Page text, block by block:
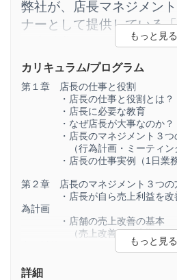
弊社が、店長マネジメン
ナーとして提供している
ト力強化３つのポイント
す。店長のマネジメント
トセミナーは2部構成とな
のような方にお勧めの動画
【このような方にお勧めで
✓ 多店舗展開を行う際の
✓ 店長が職人肌で店舗マ
ない。
カリキュラム/プログラム
第１章 店長の仕事と役割
・店長の仕事と役割とは？
・店長に必要な教育
・なぜ店長が大事なのか？
・店長のマネジメント３つ
（行為計画・ミーティング
・店長の仕事実例（1日業務
第２章 店長のマネジメント３つの
・店長が自ら売上利益を改善
為計画
・店舗の売上改善の基本
（売上改善の優先順位・来
・従業員戦力化の３つのポイ
詳細